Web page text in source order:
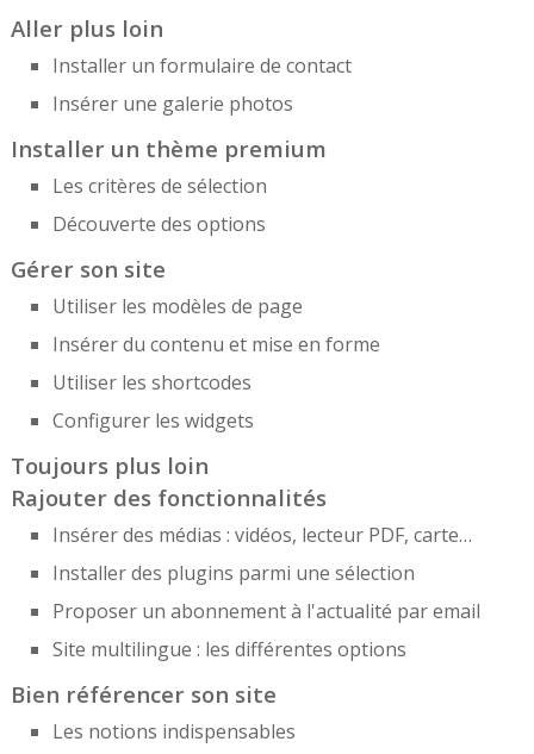
Aller plus loin
Installer un formulaire de contact
Insérer une galerie photos
Installer un thème premium
Les critères de sélection
Découverte des options
Gérer son site
Utiliser les modèles de page
Insérer du contenu et mise en forme
Utiliser les shortcodes
Configurer les widgets
Toujours plus loin
Rajouter des fonctionnalités
Insérer des médias : vidéos, lecteur PDF, carte…
Installer des plugins parmi une sélection
Proposer un abonnement à l'actualité par email
Site multilingue : les différentes options
Bien référencer son site
Les notions indispensables